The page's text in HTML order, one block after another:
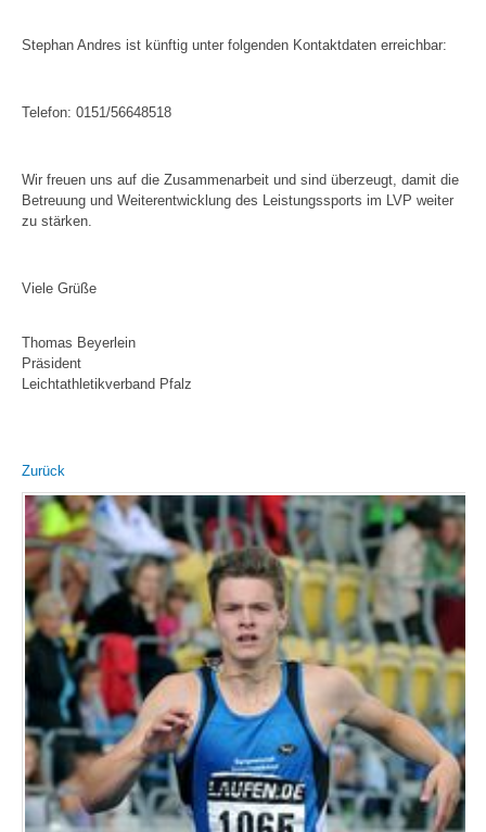
Stephan Andres ist künftig unter folgenden Kontaktdaten erreichbar:
Telefon: 0151/56648518
Wir freuen uns auf die Zusammenarbeit und sind überzeugt, damit die
Betreuung und Weiterentwicklung des Leistungssports im LVP weiter
zu stärken.
Viele Grüße
Thomas Beyerlein
Präsident
Leichtathletikverband Pfalz
Zurück